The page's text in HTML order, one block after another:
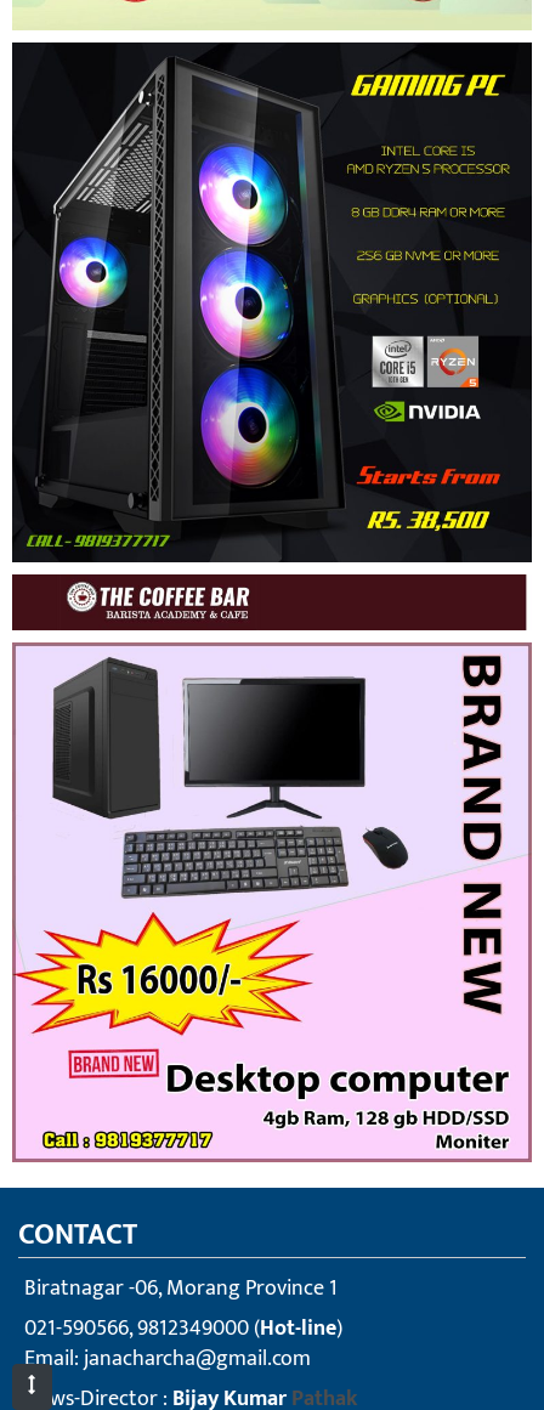
CONTACT
Biratnagar -06, Morang Province 1
021-590566, 9812349000 (Hot-line)
Email:janacharcha@gmail.com
News-Director : Bijay KumarPathak